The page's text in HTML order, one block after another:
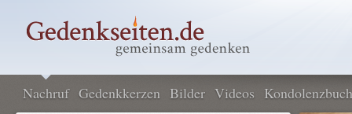
Nachruf Gedenkkerzen Bilder Videos Kondolenzbuch